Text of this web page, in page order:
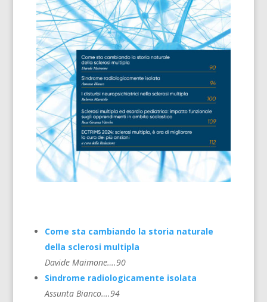
Come sta cambiando la storia naturale
della sclerosi multipla
Davide Maimone….90
Sindrome radiologicamente isolata
Assunta Bianco….94